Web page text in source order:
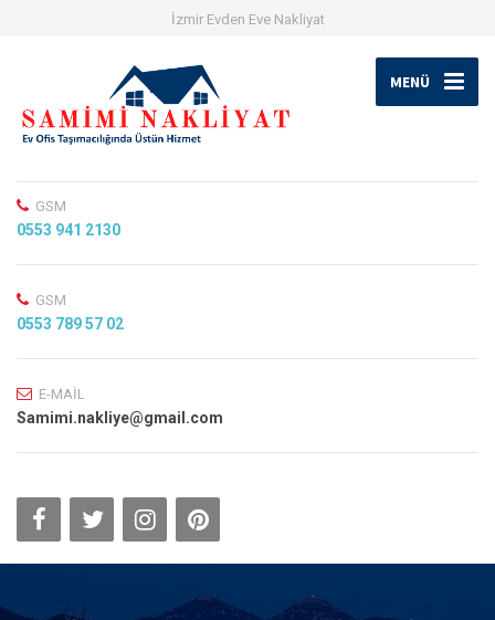
İzmir Evden Eve Nakliyat
MENÜ
GSM
0553 941 2130
GSM
0553 789 57 02
E-MAİL
Samimi.nakliye@gmail.com